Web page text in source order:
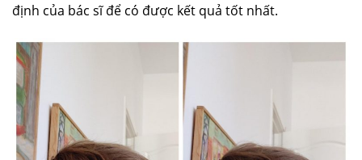
định của bác sĩ để có được kết quả tốt nhất.